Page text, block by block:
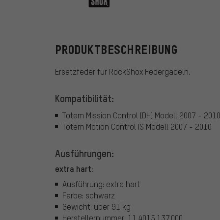
PRODUKTBESCHREIBUNG
Ersatzfeder für RockShox Federgabeln.
Kompatibilität:
Totem Mission Control (DH) Modell 2007 - 2010
Totem Motion Control IS Modell 2007 - 2010
Ausführungen:
extra hart:
Ausführung: extra hart
Farbe: schwarz
Gewicht: über 91 kg
Herstellernummer: 11.4015.137.000